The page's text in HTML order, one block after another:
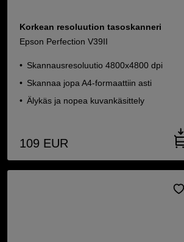
Korkean resoluution tasoskanneri
Epson Perfection V39II
Skannausresoluutio 4800x4800 dpi
Skannaa jopa A4-formaattiin asti
Älykäs ja nopea kuvankäsittely
109 EUR